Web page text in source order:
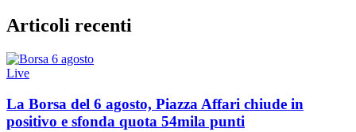
Articoli recenti
Live
La Borsa del 6 agosto, Piazza Affari chiude in
positivo e sfonda quota 54mila punti